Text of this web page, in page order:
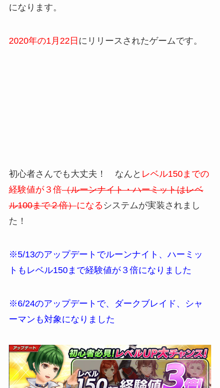
になります。
2020年の1月22日 にリリースされたゲームです。
初心者さんでも大丈夫！ なんと レベル150までの
経験値が３倍（ルーンナイト・ハーミットはレベ
ル100まで２倍）になる システムが実装されまし
た！
※5/13のアップデートでルーンナイト、ハーミッ
トもレベル150まで経験値が３倍になりました
※6/24のアップデートで、ダークブレイド、シャ
ーマンも対象になりました